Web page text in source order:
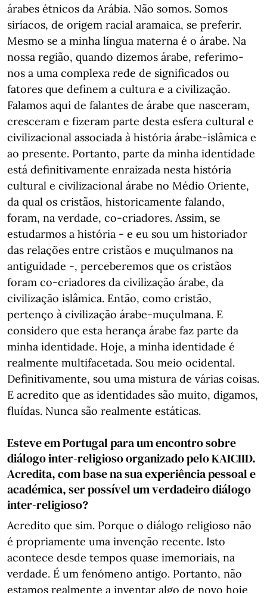
árabes étnicos da Arábia. Não somos. Somos
siríacos, de origem racial aramaica, se preferir.
Mesmo se a minha língua materna é o árabe. Na
nossa região, quando dizemos árabe, referimo-
nos a uma complexa rede de significados ou
fatores que definem a cultura e a civilização.
Falamos aqui de falantes de árabe que nasceram,
cresceram e fizeram parte desta esfera cultural e
civilizacional associada à história árabe-islâmica e
ao presente. Portanto, parte da minha identidade
está definitivamente enraizada nesta história
cultural e civilizacional árabe no Médio Oriente,
da qual os cristãos, historicamente falando,
foram, na verdade, co-criadores. Assim, se
estudarmos a história - e eu sou um historiador
das relações entre cristãos e muçulmanos na
antiguidade -, perceberemos que os cristãos
foram co-criadores da civilização árabe, da
civilização islâmica. Então, como cristão,
pertenço à civilização árabe-muçulmana. E
considero que esta herança árabe faz parte da
minha identidade. Hoje, a minha identidade é
realmente multifacetada. Sou meio ocidental.
Definitivamente, sou uma mistura de várias coisas.
E acredito que as identidades são muito, digamos,
fluídas. Nunca são realmente estáticas.
Esteve em Portugal para um encontro sobre
diálogo inter-religioso organizado pelo KAICIID.
Acredita, com base na sua experiência pessoal e
académica, ser possível um verdadeiro diálogo
inter-religioso?
Acredito que sim. Porque o diálogo religioso não
é propriamente uma invenção recente. Isto
acontece desde tempos quase imemoriais, na
verdade. É um fenómeno antigo. Portanto, não
estamos realmente a inventar algo de novo hoje